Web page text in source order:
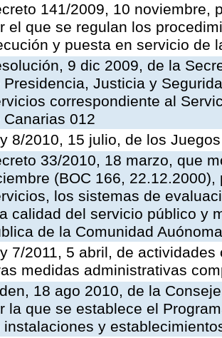
141/2009, 10 noviembre,
el que se regulan los
y puesta en servicio de
9 dic 2009, de la
Presidencia, Justicia y
correspondiente al
Canarias 012
8/2010, 15 julio, de los
33/2010, 18 marzo, que
(BOC 166,
los sistemas de
calidad del servicio público y
de la Comunidad
7/2011, 5 abril, de
medidas administrativas
18 ago 2010, de la
la que se establece el
instalaciones y